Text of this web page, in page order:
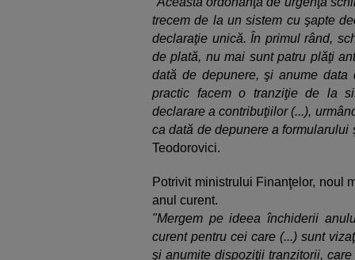
trecem de la un sistem cu şapte
declaraţie unică. În primul rând,
de plată, nu mai sunt patru plăţi
dată de depunere, şi anume
practic facem o tranziţie de la
declarare a contribuţiilor (...),
ca dată de depunere a
Teodorovici.
Potrivit ministrului Finanţelor, noul
anul curent.
"Mergem pe ideea închiderii
curent pentru cei care (...) sunt
şi anumite dispoziţii tranzitorii,